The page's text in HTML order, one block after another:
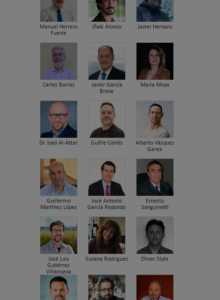
Manuel Herrero
Fuerte
Iñaki Alonso Javier Hernanz
Carles Borrás
Javier García
Breva
María Moya
Dr. Iyad Al-Attar Guifre Cortés
Alberto Vázquez
Garea
Guillermo
Martínez López
José Antonio
García Redondo
Ernesto
Sanguinetti
José Luis
Gutiérrez
Villanueva
Susana Rodriguez Oliver Style